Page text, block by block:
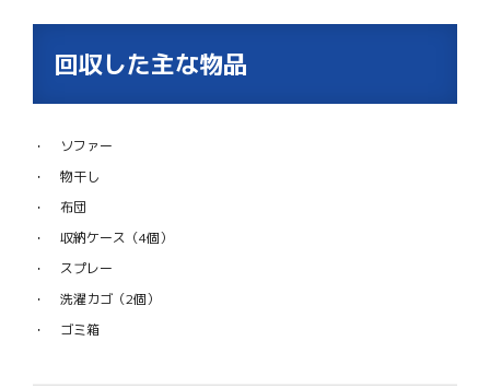
回収した主な物品
ソファー
物干し
布団
収納ケース（4個）
スプレー
洗濯カゴ（2個）
ゴミ箱